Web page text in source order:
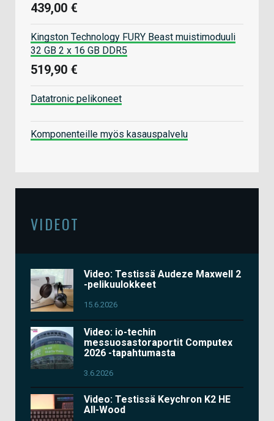
439,00 €
Kingston Technology FURY Beast muistimoduuli
32 GB 2 x 16 GB DDR5
519,90 €
Datatronic pelikoneet
Komponenteille myös kasauspalvelu
VIDEOT
Video: Testissä Audeze Maxwell 2
-pelikuulokkeet
15.6.2026
Video: io-techin
messuosastoraportit Computex
2026 -tapahtumasta
3.6.2026
Video: Testissä Keychron K2 HE
All-Wood